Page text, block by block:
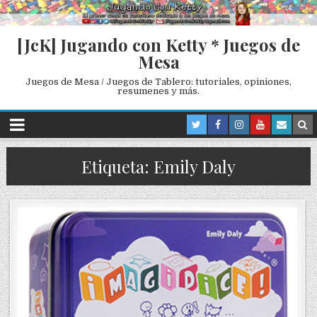
[JcK] Jugando con Ketty * Juegos de
Mesa
Juegos de Mesa / Juegos de Tablero: tutoriales, opiniones,
resumenes y más.
Etiqueta: Emily Daly